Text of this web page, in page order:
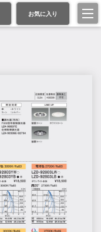
お気に入り